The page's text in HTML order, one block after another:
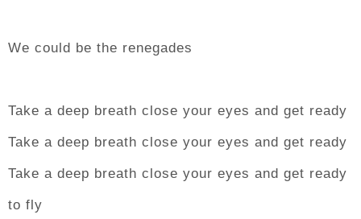
We could be the renegades
Take a deep breath close your eyes and get ready
Take a deep breath close your eyes and get ready
Take a deep breath close your eyes and get ready
to fly